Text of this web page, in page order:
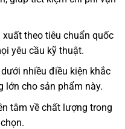
theo tiêu chuẩn quốc
yêu cầu kỹ thuật.
nhiều điều kiện khắc
lớn cho sản phẩm này.
tâm về chất lượng trong